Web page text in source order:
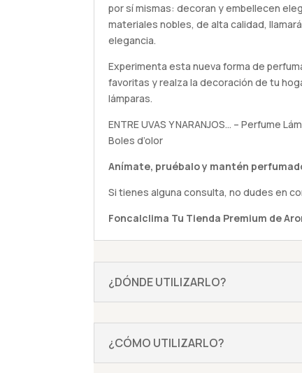
por sí mismas: decoran y embellecen
materiales nobles, de alta calidad,
elegancia.
Experimenta esta nueva forma de
favoritas y realza la decoración de tu
lámparas.
ENTRE UVAS Y NARANJOS… – Perfume
Boles d’olor
Anímate, pruébaloy mantén
Si tienes algunaconsulta, no dudes en
Foncalclima Tu Tienda Premium de
¿DÓNDE UTILIZARLO?
¿CÓMO UTILIZARLO?